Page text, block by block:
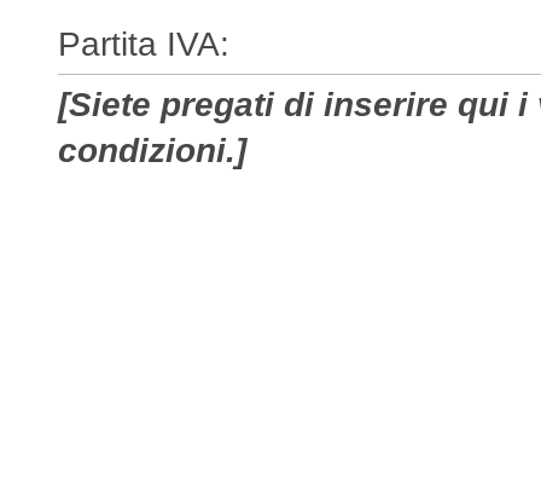
Partita IVA:
[Siete pregati di inserire qui
condizioni.]